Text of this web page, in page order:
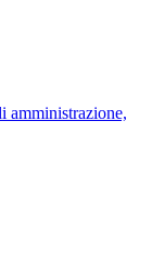
amministrazione,